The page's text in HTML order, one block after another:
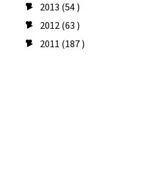
► 2013 (54 )
► 2012(63 )
► 2011 (187 )